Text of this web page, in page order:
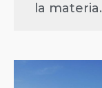
la materia.